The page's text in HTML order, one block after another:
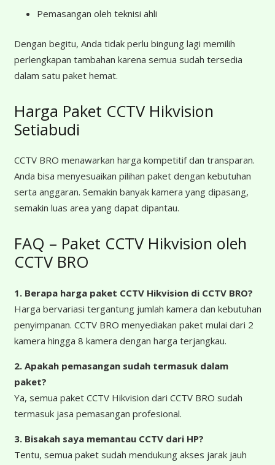
Pemasangan oleh teknisi ahli
Dengan begitu, Anda tidak perlu bingung lagi memilih
perlengkapan tambahan karena semua sudah tersedia
dalam satu paket hemat.
Harga Paket CCTV Hikvision
Setiabudi
CCTV BRO menawarkan harga kompetitif dan transparan.
Anda bisa menyesuaikan pilihan paket dengan kebutuhan
serta anggaran. Semakin banyak kamera yang dipasang,
semakin luas area yang dapat dipantau.
FAQ – Paket CCTV Hikvision oleh
CCTV BRO
1. Berapa harga paket CCTV Hikvision di CCTV BRO?
Harga bervariasi tergantung jumlah kamera dan kebutuhan
penyimpanan. CCTV BRO menyediakan paket mulai dari 2
kamera hingga 8 kamera dengan harga terjangkau.
2. Apakah pemasangan sudah termasuk dalam
paket?
Ya, semua paket CCTV Hikvision dari CCTV BRO sudah
termasuk jasa pemasangan profesional.
3. Bisakah saya memantau CCTV dari HP?
Tentu, semua paket sudah mendukung akses jarak jauh